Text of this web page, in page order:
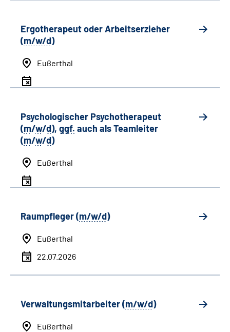
Ergotherapeut oder Arbeitserzieher
(m/w/d)
Eußerthal
Psychologischer Psychotherapeut
(m/w/d), ggf. auch alsTeamleiter
(m/w/d)
Eußerthal
Raumpfleger (m/w/d)
Eußerthal
22.07.2026
Verwaltungsmitarbeiter (m/w/d)
Eußerthal